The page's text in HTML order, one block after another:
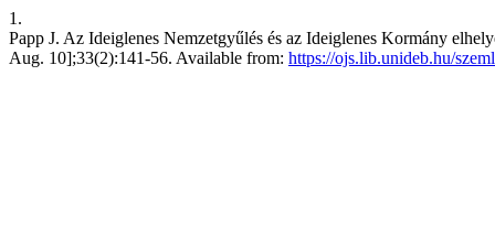
1.
Papp J. Az Ideiglenes Nemzetgyűlés és az Ideiglenes Kormány
Aug. 10];33(2):141-56. Available from: https://ojs.lib.unideb.hu/